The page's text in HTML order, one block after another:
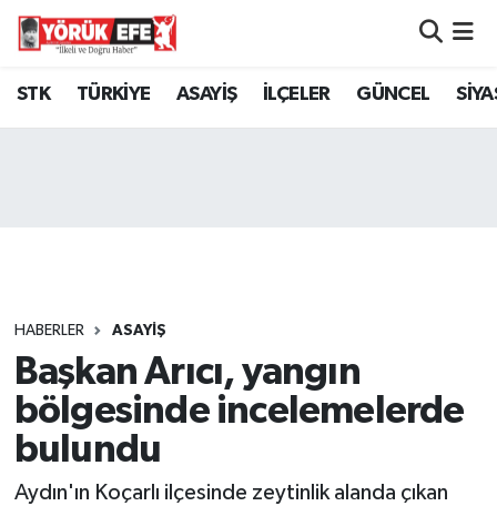
STK TÜRKİYE ASAYİŞ İLÇELER GÜNCEL
HABERLER ASAYİŞ
Başkan Arıcı, yangın
bölgesinde incelemelerde
bulundu
Aydın'ın Koçarlı ilçesinde zeytinlik alanda çıkan
Aydın Nöbetçi Eczaneler
Tüm Manşetler
Son Dakika Haberleri
Haber Arşivi